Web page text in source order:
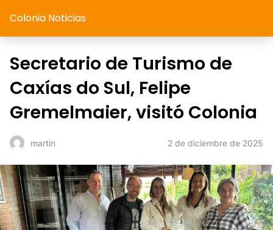
Colonia Noticias
Secretario de Turismo de
Caxías do Sul, Felipe
Gremelmaier, visitó Colonia
martin 2 de diciembre de 2025